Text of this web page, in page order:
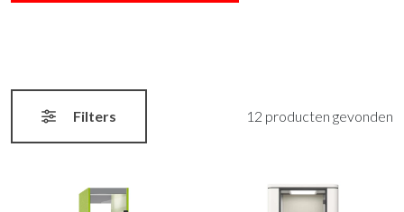
Filters 12 producten gevonden